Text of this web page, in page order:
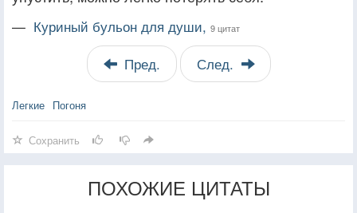
— Куриный бульон для души, 9 цитат
Пред. След.
Легкие Погоня
Сохранить
ПОХОЖИЕ ЦИТАТЫ